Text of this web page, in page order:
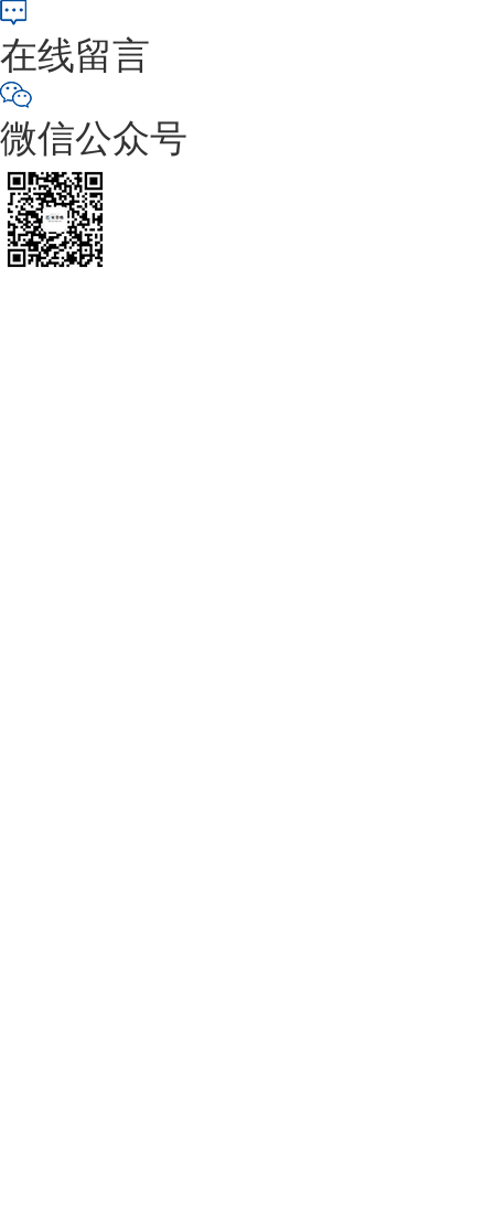
在线留言
微信公众号